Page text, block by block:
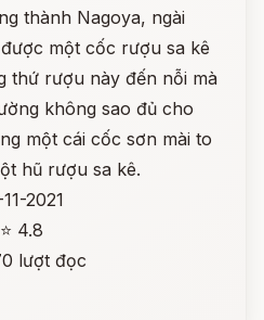
thành Nagoya, ngài
một cốc rượu sa kê
thứ rượu này đến nỗi mà
không sao đủ cho
một cái cốc sơn mài to
hũ rượu sa kê.
2021
⭐ 4.8
lượt đọc